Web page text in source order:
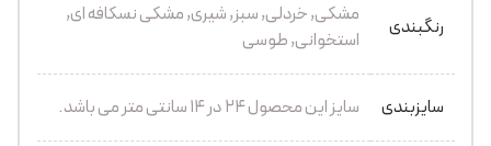
رنگبندی
مشکی, خردلی, سبز, شیری, مشکی نسکافه ای,
استخوانی, طوسی
سایزبندی سایز این محصول ۲۴ در ۱۴ سانتی متر می باشد.